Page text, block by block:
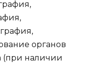
органов
(при наличии